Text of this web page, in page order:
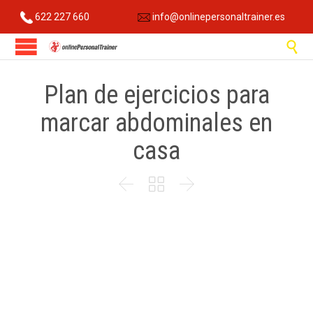
622 227 660 info@onlinepersonaltrainer.es

Plan de ejercicios para
marcar abdominales en
casa
  